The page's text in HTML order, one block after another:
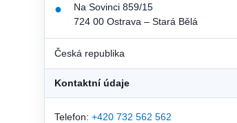
●
Na Sovinci 859/15
724 00 Ostrava – Stará Bělá
Česká republika
Kontaktní údaje
Telefon: +420 732 562 562